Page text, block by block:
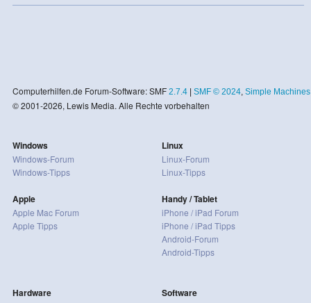
Computerhilfen.de Forum-Software: SMF 2.7.4| SMF © 2024, Simple Machines
© 2001-2026, Lewis Media. Alle Rechte vorbehalten
Windows
Windows-Forum
Windows-Tipps
Apple
Apple Mac Forum
Apple Tipps
Linux
Linux-Forum
Linux-Tipps
Handy / Tablet
iPhone / iPad Forum
iPhone / iPad Tipps
Android-Forum
Android-Tipps
Hardware Software